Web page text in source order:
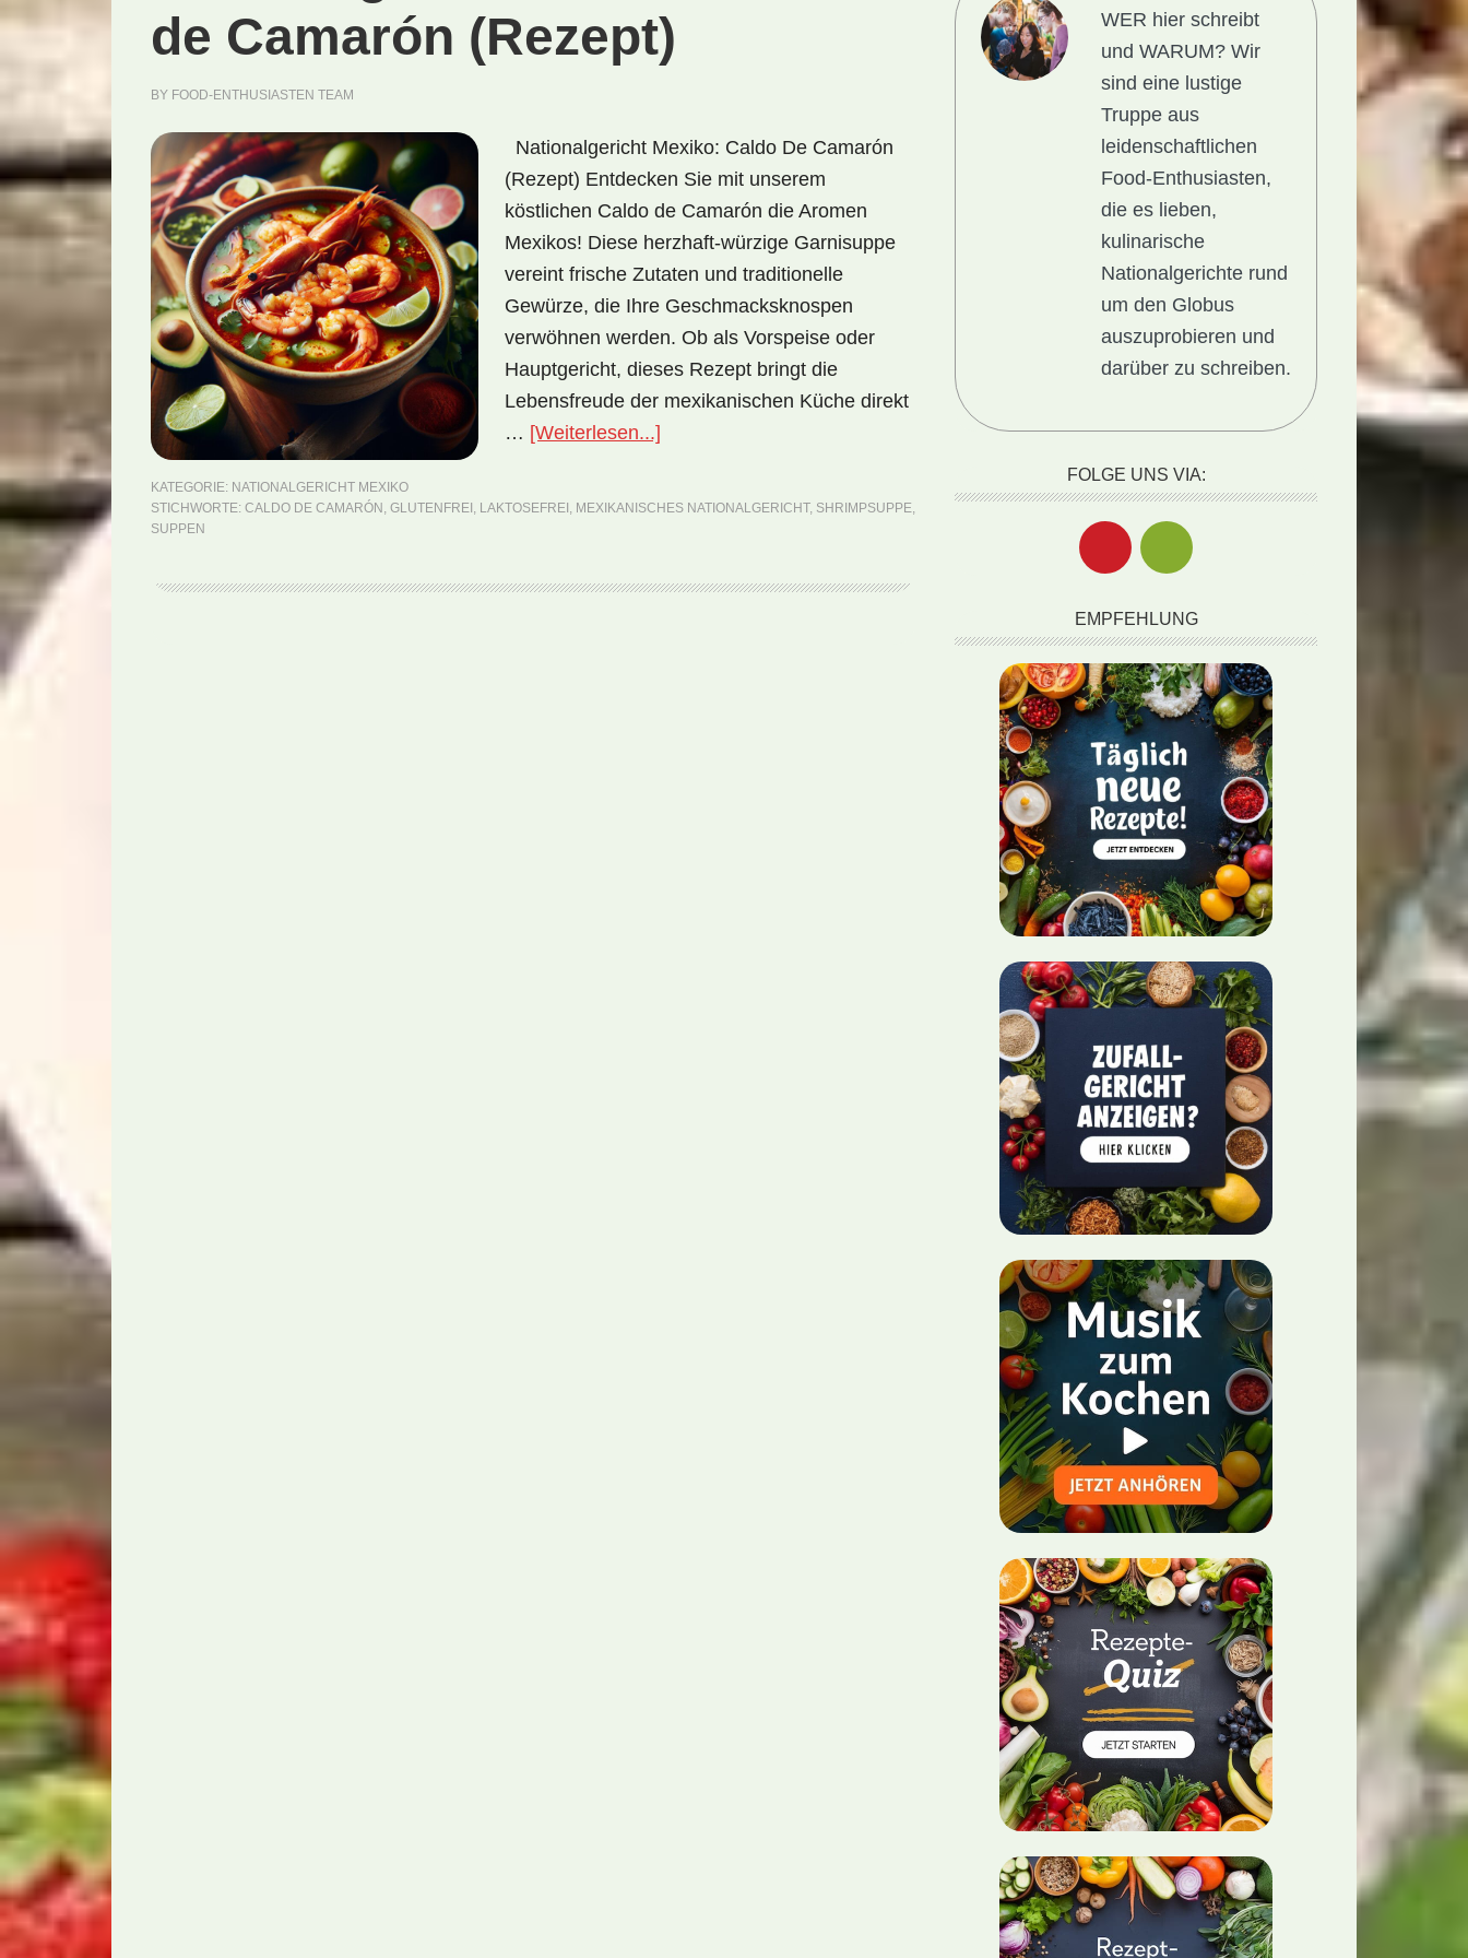
de Camarón (Rezept)
BY FOOD-ENTHUSIASTEN TEAM
Nationalgericht Mexiko: Caldo De Camarón
(Rezept) Entdecken Sie mit unserem
köstlichen Caldo de Camarón die Aromen
Mexikos! Diese herzhaft-würzige Garnisuppe
vereint frische Zutaten und traditionelle
Gewürze, die Ihre Geschmacksknospen
verwöhnen werden. Ob als Vorspeise oder
Hauptgericht, dieses Rezept bringt die
Lebensfreude der mexikanischen Küche direkt
… [Weiterlesen...]
(Rezept)
KATEGORIE: NATIONALGERICHT MEXIKO
STICHWORTE: CALDO DE CAMARÓN , GLUTENFREI , LAKTOSEFREI , MEXIKANISCHES NATIONALGERICHT, SHRIMPSUPPE,
SUPPEN
WER hier schreibt
und WARUM?Wir
sind eine lustige
Truppe aus
leidenschaftlichen
Food-Enthusiasten,
die es lieben,
kulinarische
Nationalgerichte rund
um den Globus
auszuprobieren und
darüber zu schreiben.
FOLGE UNS VIA:
EMPFEHLUNG